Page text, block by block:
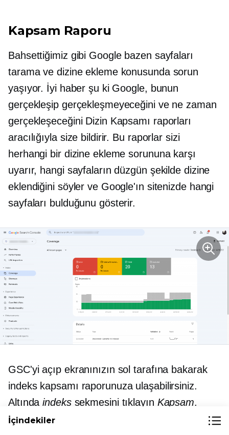
Kapsam Raporu
Bahsettiğimiz gibi Google bazen sayfaları
tarama ve dizine ekleme konusunda sorun
yaşıyor. İyi haber şu ki Google, bunun
gerçekleşip gerçekleşmeyeceğini ve ne zaman
gerçekleşeceğini Dizin Kapsamı raporları
aracılığıyla size bildirir. Bu raporlar sizi
herhangi bir dizine ekleme sorununa karşı
uyarır, hangi sayfaların düzgün şekilde dizine
eklendiğini söyler ve Google'ın sitenizde hangi
sayfaları bulduğunu gösterir.
GSC'yi açıp ekranınızın sol tarafına bakarak
indeks kapsamı raporunuza ulaşabilirsiniz.
Altındaindekssekmesini tıklayın Kapsam.
Varsayılan görünümde bir
İçindekiler